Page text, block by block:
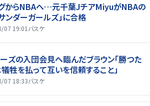
からNBAへ…元千葉JチアMiyuがNBAの
ンダーガールズ」に合格
07 19:01 バスケ
ズの入団会見へ臨んだブラウン「勝つた
牲を払って互いを信頼すること」
07 18:33バスケ